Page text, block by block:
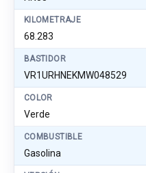
KILOMETRAJE
68.283
BASTIDOR
VR1URHNEKMW048529
COLOR
Verde
COMBUSTIBLE
Gasolina